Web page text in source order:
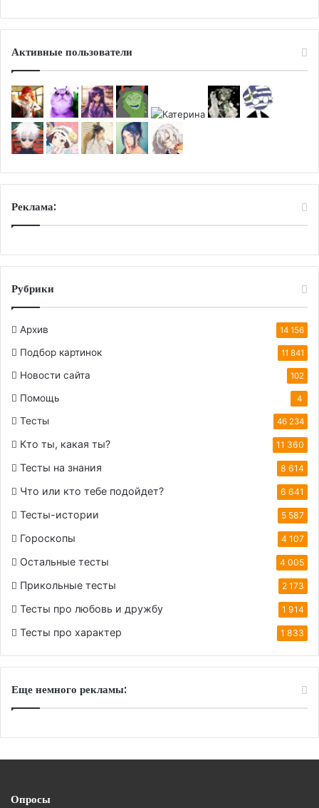
Активные пользователи
Реклама:
Рубрики
Архив 14 156
Подбор картинок 11 841
Новости сайта 102
Помощь 4
Тесты 46 234
Кто ты, какая ты? 11 360
Тесты на знания 8 614
Что или кто тебе подойдет? 6 641
Тесты-истории 5 587
Гороскопы 4 107
Остальные тесты 4 005
Прикольные тесты 2 173
Тесты про любовь и дружбу 1 914
Тесты про характер 1 833
Еще немного рекламы:
Опросы